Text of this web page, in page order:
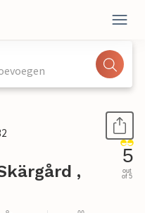
,
5
out
of 5